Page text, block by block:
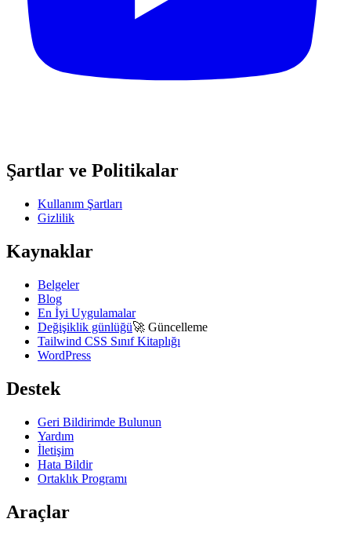
Şartlar ve Politikalar
Kullanım Şartları
Gizlilik
Kaynaklar
Belgeler
Blog
En İyi Uygulamalar
Değişiklik günlüğü🚀 Güncelleme
Tailwind CSS Sınıf Kitaplığı
WordPress
Destek
Geri Bildirimde Bulunun
Yardım
İletişim
Hata Bildir
Ortaklık Programı
Araçlar